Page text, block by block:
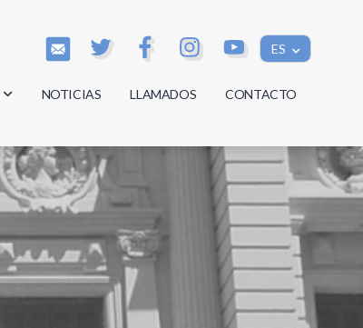
ES
NOTICIAS LLAMADOS CONTACTO